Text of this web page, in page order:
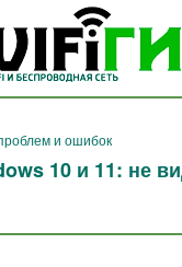
и ошибок
10 и 11: не